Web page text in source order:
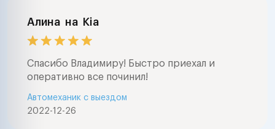
Алина на Kia
Спасибо Владимиру! Быстро приехал и
оперативно все починил!
2022-12-26
Автомеханик с выездом